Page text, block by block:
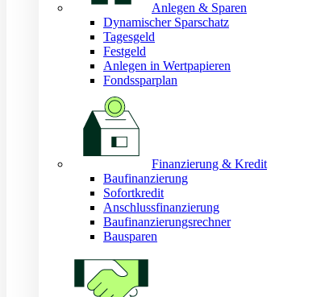
Anlegen & Sparen
Dynamischer Sparschatz
Tagesgeld
Festgeld
Anlegen in Wertpapieren
Fondssparplan
Finanzierung & Kredit
Baufinanzierung
Sofortkredit
Anschlussfinanzierung
Baufinanzierungsrechner
Bausparen